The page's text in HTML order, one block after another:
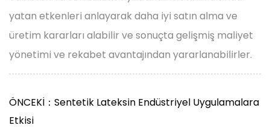
yatan etkenleri anlayarak daha iyi satın alma ve
üretim kararları alabilir ve sonuçta gelişmiş maliyet
yönetimi ve rekabet avantajından yararlanabilirler.
ÖNCEKİ：Sentetik Lateksin Endüstriyel Uygulamalara
Etkisi